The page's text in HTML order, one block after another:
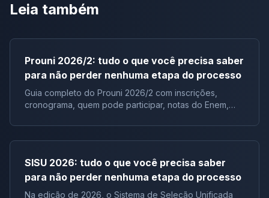
Leia também
Prouni 2026/2: tudo o que você precisa saber
para não perder nenhuma etapa do processo
Guia completo do Prouni 2026/2 com inscrições,
cronograma, quem pode participar, notas do Enem,
SISU 2026: tudo o que você precisa saber
para não perder nenhuma etapa do processo
Na edição de 2026, o Sistema de Seleção Unificada